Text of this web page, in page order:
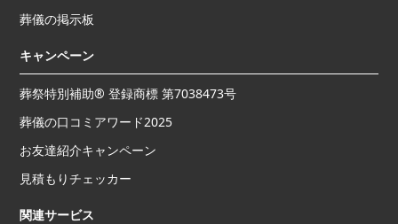
葬儀の掲示板
キャンペーン
葬祭特別補助® 登録商標 第7038473号
葬儀の口コミアワード2025
お友達紹介キャンペーン
見積もりチェッカー
関連サービス